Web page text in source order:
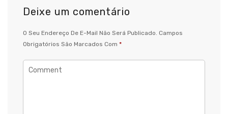
Deixe um comentário
O Seu Endereço De E-Mail Não Será Publicado. Campos
Obrigatórios São Marcados Com *